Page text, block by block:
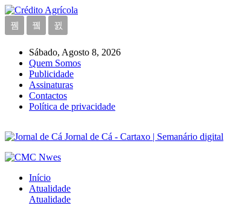
Sábado, Agosto 8, 2026
Quem Somos
Publicidade
Assinaturas
Contactos
Política de privacidade
Jornal de Cá - Cartaxo | Semanário digital
Início
Atualidade
Atualidade